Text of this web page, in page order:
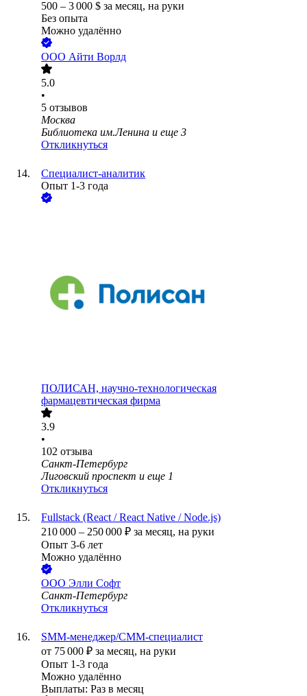
500 – 3 000 $ за месяц, на руки
Без опыта
Можно удалённо
ООО Айти Ворлд
5.0
•
5 отзывов
Москва
Библиотека им.Ленина и еще 3
Откликнуться
Специалист-аналитик
Опыт 1-3 года
ПОЛИСАН, научно-технологическая
фармацевтическая фирма
3.9
•
102 отзыва
Санкт-Петербург
Лиговский проспект и еще 1
Откликнуться
Fullstack (React / React Native / Node.js)
210 000 – 250 000 ₽ за месяц, на руки
Опыт 3-6 лет
Можно удалённо
ООО Элли Софт
Санкт-Петербург
Откликнуться
SMM-менеджер/СММ-специалист
от 75 000 ₽ за месяц, на руки
Опыт 1-3 года
Можно удалённо
Выплаты: Раз в месяц